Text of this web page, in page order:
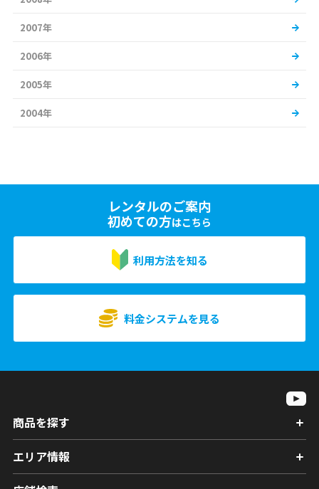
2007年
2006年
2005年
2004年
レンタルのご案内
初めての方はこちら
利用方法を知る
料金システムを見る
商品を探す
エリア情報